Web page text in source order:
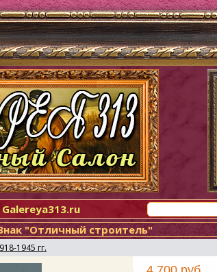
Galereya313.ru
"Отличный строитель"
1945 гг.